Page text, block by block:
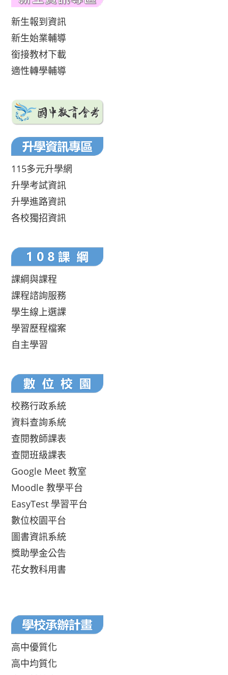
新生報到資訊
新生始業輔導
銜接教材下載
適性轉學輔導
115多元升學網
升學考試資訊
升學進路資訊
各校獨招資訊
課綱與課程
課程諮詢服務
學生線上選課
學習歷程檔案
自主學習
校務行政系統
資料查詢系統
查閱教師課表
查閱班級課表
Google Meet 教室
Moodle 教學平台
EasyTest 學習平台
數位校園平台
圖書資訊系統
獎助學金公告
花女教科用書
高中優質化
高中均質化